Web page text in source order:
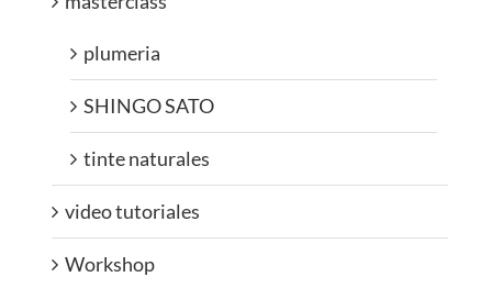
plumeria
SHINGO SATO
tinte naturales
video tutoriales
Workshop